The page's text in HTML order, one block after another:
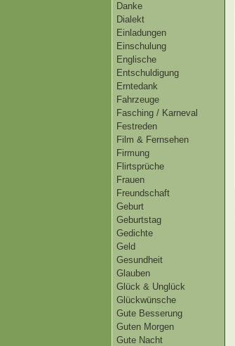
Danke
Dialekt
Einladungen
Einschulung
Englische
Entschuldigung
Erntedank
Fahrzeuge
Fasching / Karneval
Festreden
Film & Fernsehen
Firmung
Flirtsprüche
Frauen
Freundschaft
Geburt
Geburtstag
Gedichte
Geld
Gesundheit
Glauben
Glück & Unglück
Glückwünsche
Gute Besserung
Guten Morgen
Gute Nacht